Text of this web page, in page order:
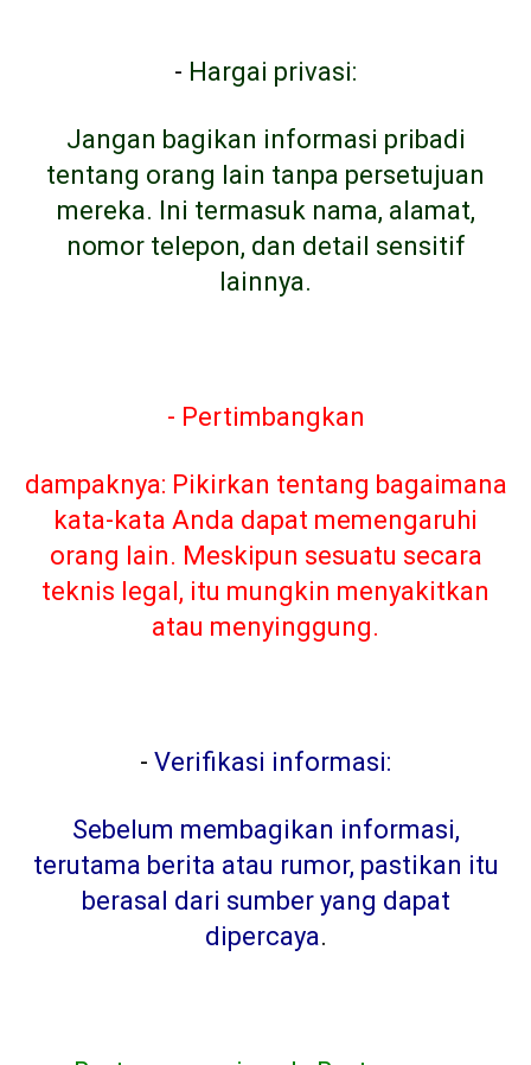
- Hargai privasi:
Jangan bagikan informasi pribadi
tentang orang lain tanpa persetujuan
mereka. Ini termasuk nama, alamat,
nomor telepon, dan detail sensitif
lainnya.
- Pertimbangkan
dampaknya: Pikirkan tentang bagaimana
kata-kata Anda dapat memengaruhi
orang lain. Meskipun sesuatu secara
teknis legal, itu mungkin menyakitkan
atau menyinggung.
- Verifikasi informasi:
Sebelum membagikan informasi,
terutama berita atau rumor, pastikan itu
berasal dari sumber yang dapat
dipercaya.